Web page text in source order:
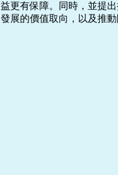
益更有保障。同時，並提
發展的價值取向，以及推